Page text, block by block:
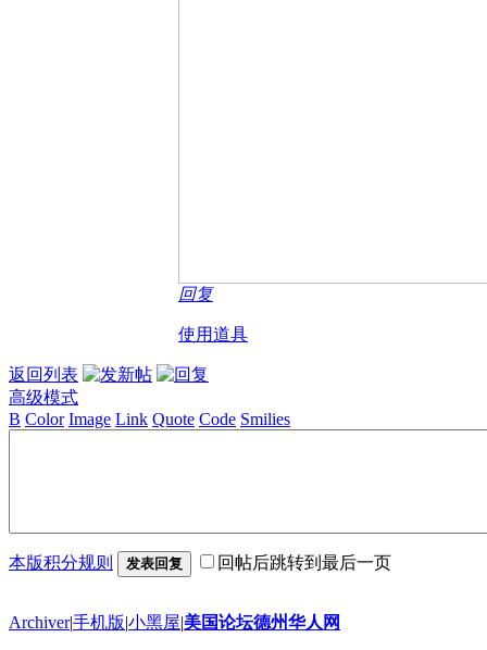
回复
使用道具
返回列表
高级模式
B Color Image Link Quote Code Smilies
本版积分规则 发表回复 回帖后跳转到最后一页
Archiver|手机版|小黑屋|美国论坛德州华人网